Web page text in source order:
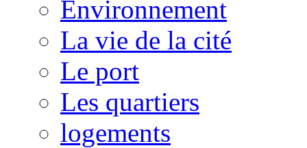
Environnement
La vie de la cité
Le port
Les quartiers
logements